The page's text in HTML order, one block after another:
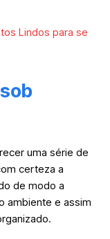
Lindos para se
uma série de
certeza a
de modo a
ambiente e assim